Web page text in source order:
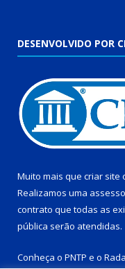
DESENVOLVIDO POR
Muito mais que criar site
Realizamos uma
contrato que todas as
pública serão atendidas.
Conheça o PNTP e o